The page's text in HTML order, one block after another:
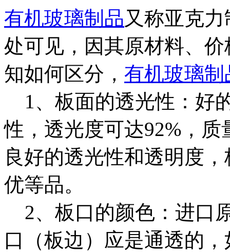
有机玻璃制品又称亚克
处可见，因其原材料、
知如何区分， 有机玻璃制
1、板面的透光性：好
性，透光度可达92%，质
良好的透光性和透明度
优等品。
2、板口的颜色：进口
口（板边）应是通透的